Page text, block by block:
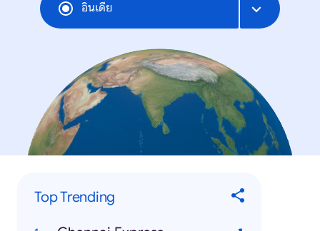
อินเดีย
Top Trending